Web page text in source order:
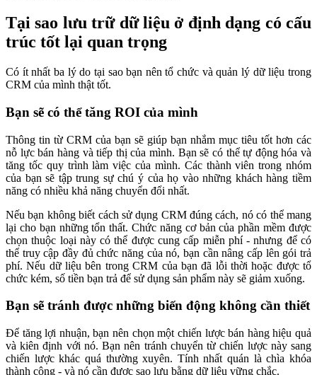
Tại sao lưu trữ dữ liệu ở định dạng có cấu
trúc tốt lại quan trọng
Có ít nhất ba lý do tại sao bạn nên tổ chức và quản lý dữ liệu trong
CRM của mình thật tốt.
Bạn sẽ có thể tăng ROI của mình
Thông tin từ CRM của bạn sẽ giúp bạn nhắm mục tiêu tốt hơn các
nỗ lực bán hàng và tiếp thị của mình. Bạn sẽ có thể tự động hóa và
tăng tốc quy trình làm việc của mình. Các thành viên trong nhóm
của bạn sẽ tập trung sự chú ý của họ vào những khách hàng tiềm
năng có nhiều khả năng chuyển đổi nhất.
Nếu bạn không biết cách sử dụng CRM đúng cách, nó có thể mang
lại cho bạn những tổn thất. Chức năng cơ bản của phần mềm được
chọn thuộc loại này có thể được cung cấp miễn phí - nhưng để có
thể truy cập đầy đủ chức năng của nó, bạn cần nâng cấp lên gói trả
phí. Nếu dữ liệu bên trong CRM của bạn đã lỗi thời hoặc được tổ
chức kém, số tiền bạn trả để sử dụng sản phẩm này sẽ giảm xuống.
Bạn sẽ tránh được những biến động không cần thiết
Để tăng lợi nhuận, bạn nên chọn một chiến lược bán hàng hiệu quả
và kiên định với nó. Bạn nên tránh chuyển từ chiến lược này sang
chiến lược khác quá thường xuyên. Tính nhất quán là chìa khóa
thành công - và nó cần được sao lưu bằng dữ liệu vững chắc.